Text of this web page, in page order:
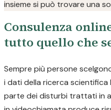
insieme si può trovare una
Consulenza
tutto quello che
Sempre più persone
i dati della ricerca scientifica
parte dei disturbi trattati in